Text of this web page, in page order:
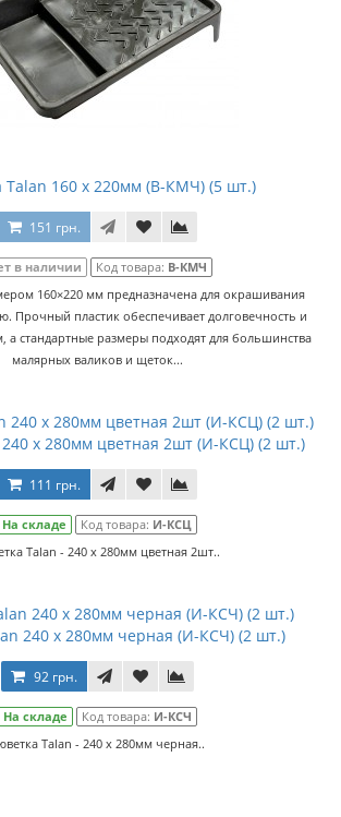
Talan 160 х 220мм (В-КМЧ) (5 шт.)
151 грн.
в наличии Код товара: В-КМЧ
160×220 мм предназначена для окрашивания
Прочный пластик обеспечивает долговечность и
а стандартные размеры подходят для большинства
малярных валиков и щеток...
х 280мм цветная 2шт (И-КСЦ) (2 шт.)
111 грн.
На складе Код товара: И-КСЦ
Talan - 240 х 280мм цветная 2шт..
240 х 280мм черная (И-КСЧ) (2 шт.)
92 грн.
На складе Код товара: И-КСЧ
Talan - 240 х 280мм черная..